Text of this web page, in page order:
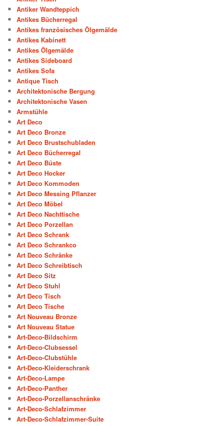
Antiker Wandteppich
Antikes Bücherregal
Antikes französisches Ölgemälde
Antikes Kabinett
Antikes Ölgemälde
Antikes Sideboard
Antikes Sofa
Antique Tisch
Architektonische Bergung
Architektonische Vasen
Armstühle
Art Deco
Art Deco Bronze
Art Deco Brustschubladen
Art Deco Bücherregal
Art Deco Büste
Art Deco Hocker
Art Deco Kommoden
Art Deco Messing Pflanzer
Art Deco Möbel
Art Deco Nachttische
Art Deco Porzellan
Art Deco Schrank
Art Deco Schrankco
Art Deco Schränke
Art Deco Schreibtisch
Art Deco Sitz
Art Deco Stuhl
Art Deco Tisch
Art Deco Tische
Art Nouveau Bronze
Art Nouveau Statue
Art-Deco-Bildschirm
Art-Deco-Clubsessel
Art-Deco-Clubstühle
Art-Deco-Kleiderschrank
Art-Deco-Lampe
Art-Deco-Panther
Art-Deco-Porzellanschränke
Art-Deco-Schlafzimmer
Art-Deco-Schlafzimmer-Suite